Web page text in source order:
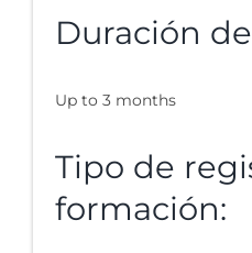
Duración
Up to 3 months
Tipo de
formación: